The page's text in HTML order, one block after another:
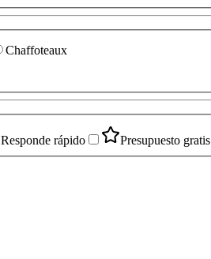
Chaffoteaux
Responde rápido Presupuesto gratis